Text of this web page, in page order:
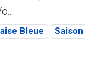
Bleue Saison